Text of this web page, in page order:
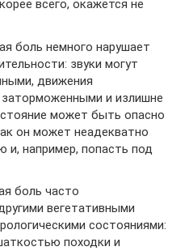
всего, окажется не
боль немного нарушает
звуки могут
движения
и излишне
может быть опасно
он может неадекватно
и, например, попасть под
боль часто
вегетативными
состояниями:
походки и